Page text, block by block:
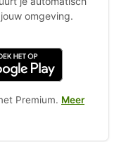
omgeving.
Premium. Meer